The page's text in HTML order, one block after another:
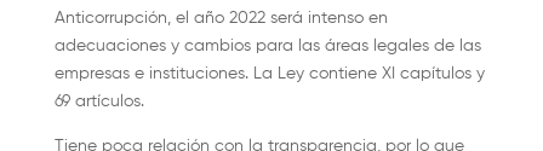
Anticorrupción, el año 2022 será intenso en
adecuaciones y cambios para las áreas legales de las
empresas e instituciones. La Ley contiene XI capítulos y
69 artículos.
Tiene poca relación con la transparencia, por lo que